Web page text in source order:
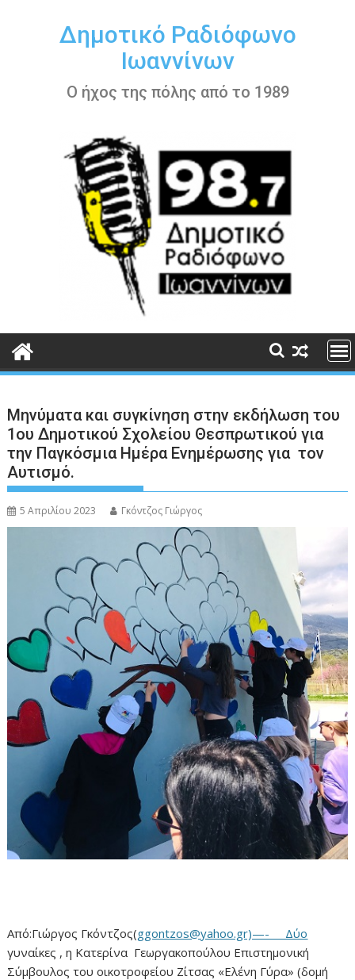
περιεχόμενοΔημοτικό Ραδιόφωνο
Ιωαννίνων
Ο ήχος της πόλης από το 1989
Μηνύματα και συγκίνηση στην εκδήλωση του
1ου Δημοτικού Σχολείου Θεσπρωτικού για
την Παγκόσμια Ημέρα Ενημέρωσης για τον
Αυτισμό.
5 Απριλίου 2023 Γκόντζος Γιώργος
Από:Γιώργος Γκόντζος(ggontzos@yahoo.gr)—- Δύο
γυναίκες , η Κατερίνα Γεωργακοπούλου Επιστημονική
Σύμβουλος του οικοτροφείου Ζίτσας «Ελένη Γύρα» (δομή